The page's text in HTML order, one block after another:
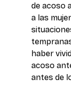
de acoso
a las
haber
acoso
antes de